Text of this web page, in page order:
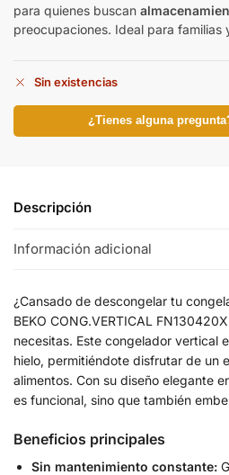
para quienes buscan
preocupaciones. Ideal para familias
Sin existencias
¿Tienes alguna
Descripción
Información adicional
¿Cansado de descongelar tu
BEKO CONG.VERTICAL
necesitas. Este congelador vertical
hielo, permitiéndote disfrutar de un
alimentos. Con su diseño elegante
es funcional, sino que también
Beneficios principales
Sin mantenimiento constante: